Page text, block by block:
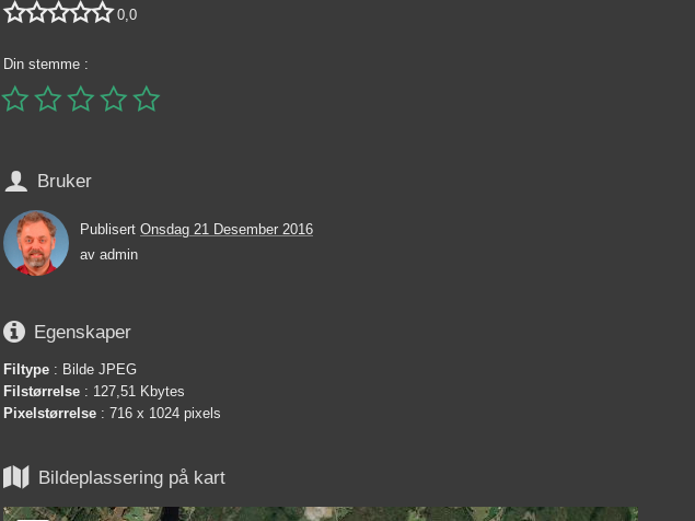
 0,0
Din stemme :

 Bruker
Publisert Onsdag 21 Desember 2016
av admin
 Egenskaper
Filtype : Bilde JPEG
Filstørrelse : 127,51 Kbytes
Pixelstørrelse : 716 x 1024 pixels
 Bildeplassering på kart